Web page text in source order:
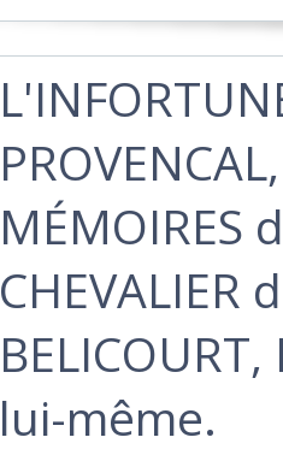
MÉMOIRES
CHEVALIER
lui-même.‎